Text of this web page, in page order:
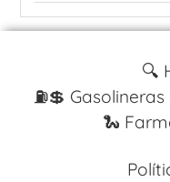
🔍
⛽️💲
🐍